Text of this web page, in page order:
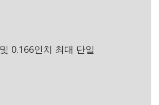
0.166인치 최대 단일